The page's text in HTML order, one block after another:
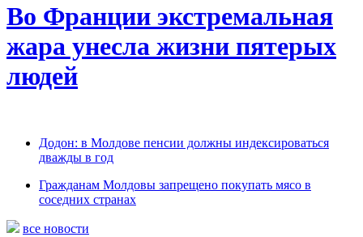
Во Франции экстремальная
жара унесла жизни пятерых
людей
Додон: в Молдове пенсии должны индексироваться
дважды в год
Гражданам Молдовы запрещено покупать мясо в
соседних странах
все новости